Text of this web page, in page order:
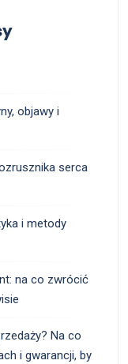
objawy i
serca
i metody
na co zwrócić
Na co
i gwarancji, by